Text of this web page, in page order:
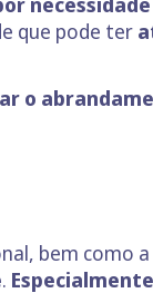
que pode ter
o
bem como a
.